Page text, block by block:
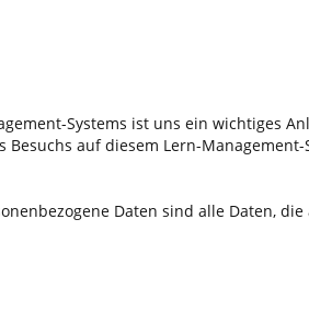
Systems ist uns ein wichtiges
auf diesem Lern-Management-
Daten sind alle Daten, die